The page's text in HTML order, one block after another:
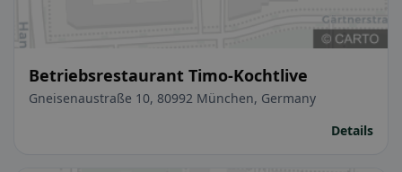
Betriebsrestaurant Timo-Kochtlive
Gneisenaustraße 10, 80992 München, Germany
Details